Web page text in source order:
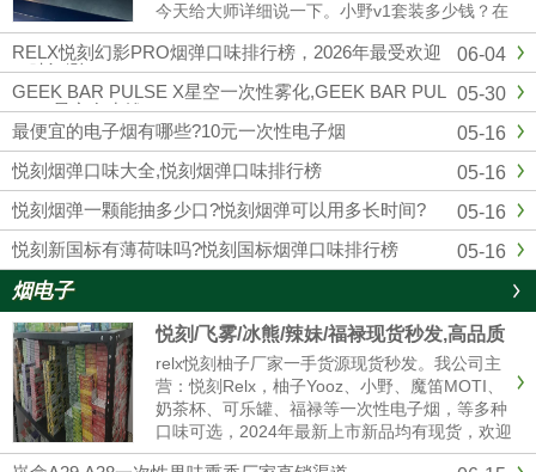
今天给大师详细说一下。小野v1套装多少钱？在
官方公布的售价来看，小野v1（1主机+3换弹）
299元一套，去小野实体店也是这个价格。微商
的话可能便宜一点，......
06-04
RELX悦刻幻影PRO烟弹口味排行榜，2026年最受欢迎
口味评测
05-30
GEEK BAR PULSE X星空一次性雾化,GEEK BAR PUL
SE X星空多少钱
05-16
最便宜的电子烟有哪些?10元一次性电子烟
05-16
悦刻烟弹口味大全,悦刻烟弹口味排行榜
05-16
悦刻烟弹一颗能抽多少口?悦刻烟弹可以用多长时间?
05-16
悦刻新国标有薄荷味吗?悦刻国标烟弹口味排行榜
烟电子
悦刻/飞雾/冰熊/辣妹/福禄现货秒发,高品质
电子烟厂家拿货 售后无忧
relx悦刻柚子厂家一手货源现货秒发。我公司主
营：悦刻Relx，柚子Yooz、小野、魔笛MOTI、
奶茶杯、可乐罐、福禄等一次性电子烟，等多种
口味可选，2024年最新上市新品均有现货，欢迎
咨询我们报价。品牌电子烟代理拿货批发，悦刻